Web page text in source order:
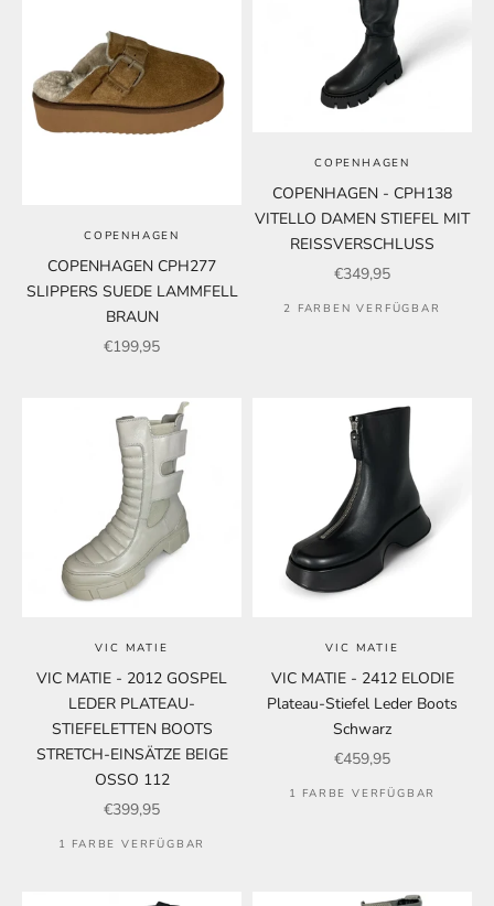
COPENHAGEN
COPENHAGEN CPH277
SLIPPERS SUEDE LAMMFELL
BRAUN
Angebot
€199,95
COPENHAGEN
COPENHAGEN - CPH138
VITELLO DAMEN STIEFEL MIT
REISSVERSCHLUSS
Angebot
€349,95
2 FARBEN VERFÜGBAR
VIC MATIE
VIC MATIE - 2012 GOSPEL
LEDER PLATEAU-
STIEFELETTEN BOOTS
STRETCH-EINSÄTZE BEIGE
OSSO 112
Angebot
€399,95
1 FARBE VERFÜGBAR
VIC MATIE
VIC MATIE - 2412 ELODIE
Plateau-Stiefel Leder Boots
Schwarz
Angebot
€459,95
1 FARBE VERFÜGBAR